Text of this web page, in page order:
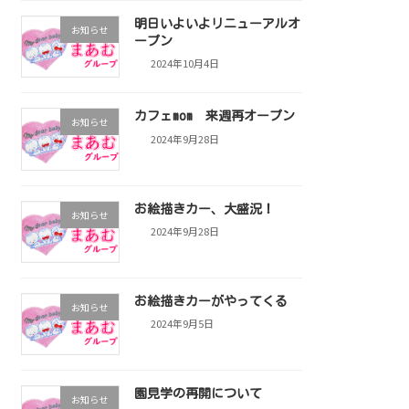
お知らせ
明日いよいよリニューアルオ
ープン
2024年10月4日
お知らせ カフェmom 来週再オープン
2024年9月28日
お知らせ お絵描きカー、大盛況！
2024年9月28日
お知らせ お絵描きカーがやってくる
2024年9月5日
お知らせ 園見学の再開について